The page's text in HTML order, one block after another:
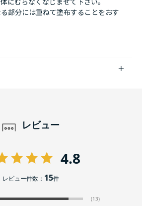
部分には重ねて塗布することをおす
レビュー
4.8
レビュー件数： 15件
(13)